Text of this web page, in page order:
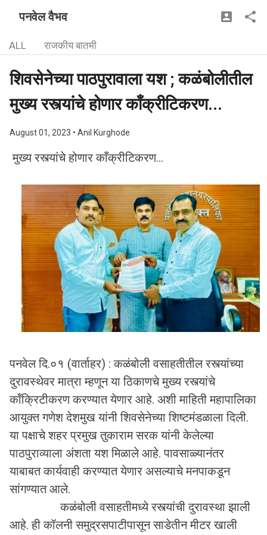
पनवेल वैभव
ALL राजकीय बातमी
शिवसेनेच्या पाठपुरावाला यश ; कळंबोलीतील
मुख्य रस्त्यांचे होणार काँक्रीटिकरण...
August 01, 2023 • Anil Kurghode
मुख्य रस्त्यांचे होणार काँक्रीटिकरण...
पनवेल दि.०१ (वार्ताहर) : कळंबोली वसाहतीतील रस्त्यांच्या
दुरावस्थेवर मात्रा म्हणून या ठिकाणचे मुख्य रस्त्यांचे
कॉंक्रिटीकरण करण्यात येणार आहे. अशी माहिती महापालिका
आयुक्त गणेश देशमुख यांनी शिवसेनेच्या शिष्टमंडळाला दिली.
या पक्षाचे शहर प्रमुख तुकाराम सरक यांनी केलेल्या
पाठपुराव्याला अंशता यश मिळाले आहे. पावसाळ्यानंतर
याबाबत कार्यवाही करण्यात येणार असल्याचे मनपाकडून
सांगण्यात आले.
कळंबोली वसाहतीमध्ये रस्त्यांची दुरावस्था झाली
आहे. ही कॉलनी समुद्रसपाटीपासून साडेतीन मीटर खाली